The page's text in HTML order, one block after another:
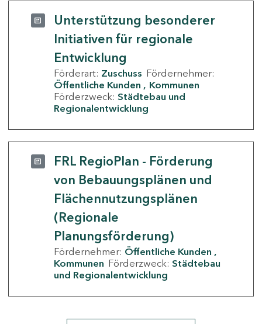
Unterstützung besonderer
Initiativen für regionale
Entwicklung
Förderart: Zuschuss Fördernehmer:
Öffentliche Kunden
Kommunen
Förderzweck: Städtebau und
Regionalentwicklung
FRL RegioPlan - Förderung
von Bebauungsplänen und
Flächennutzungsplänen
(Regionale
Planungsförderung)
Fördernehmer: Öffentliche Kunden
Kommunen Förderzweck: Städtebau
und Regionalentwicklung